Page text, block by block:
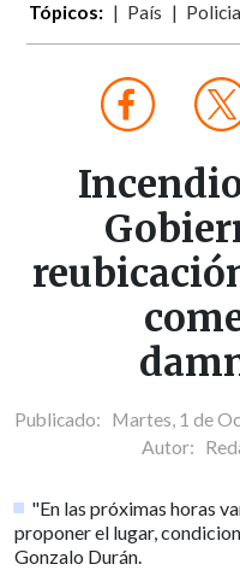
Tópicos: País
Publicado: Martes, 1 de
Autor:
"En las próximas horas
proponer el lugar,
Gonzalo Durán.